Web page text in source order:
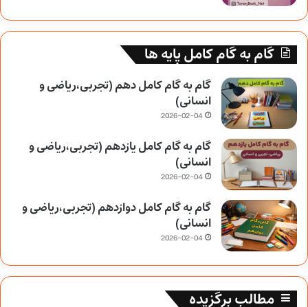
گام به گام کامل پایه ها
گام به گام کامل دهم (تجربی،ریاضی و
انسانی)
2026-02-04
گام به گام کامل یازدهم (تجربی،ریاضی و
انسانی)
2026-02-04
گام به گام کامل دوازدهم (تجربی،ریاضی و
انسانی)
2026-02-04
مطالب برگزیده